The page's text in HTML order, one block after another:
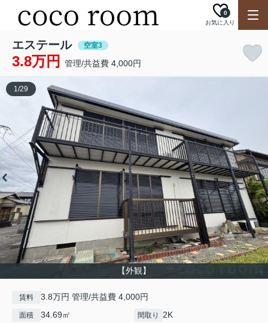
お気に入り
0
エステール 空室3
3.8万円 管理/共益費 4,000円
【外観】
1/29
賃料 3.8万円 管理/共益費 4,000円
面積 34.69㎡ 間取り 2K